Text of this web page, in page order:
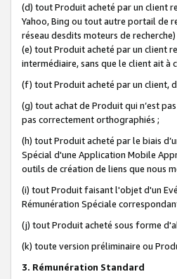
(d) tout Produit acheté par un client
Yahoo, Bing ou tout autre portail de
réseau desdits moteurs de recherche)
(e) tout Produit acheté par un client
intermédiaire, sans que le client ait
(f) tout Produit acheté par un client,
(g) tout achat de Produit qui n’est
pas correctement orthographiés ;
(h) tout Produit acheté par le biais
Spécial d'une Application Mobile
outils de création de liens que nous
(i) tout Produit faisant l'objet d'un
Rémunération Spéciale
(j) tout Produit acheté sous forme
(k) toute version préliminaire ou
3. Rémunération Standard